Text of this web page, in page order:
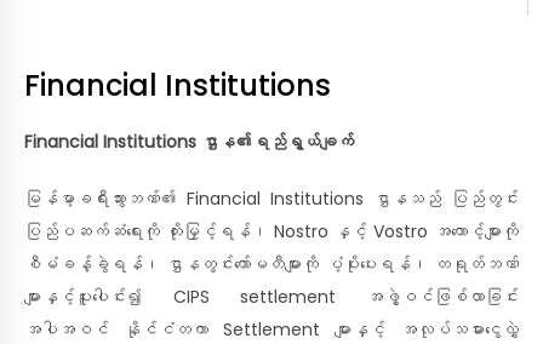
Financial Institutions
Financial Institutions ဌာန၏ရည်ရွယ်ချက်
မြန်မာ့ခရီးသွားဘဏ်၏ Financial Institutions ဌာနသည် ပြည်တွင်း
ပြည်ပဆက်ဆံရေးကို တိုးမြှင့်ရန်၊ Nostro နှင့် Vostro အကောင့်များကို
စီမံခန့်ခွဲရန်၊ ဌာနတွင်းကော်မတီများကို ပံ့ပိုးပေးရန်၊ တရုတ်ဘဏ်
များနှင့်ပူးပေါင်း၍ CIPS settlement အဖွဲ့ဝင်ဖြစ်လာခြင်း
အပါအဝင် နိုင်ငံတကာ Settlement များနှင့် အလုပ်သမားငွေလွှဲ